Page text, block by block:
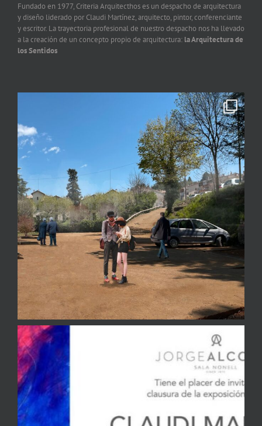
Fundado en 1977, Criteria Arquitecthos es un despacho de arquitectura
y diseño liderado por Claudi Martínez, arquitecto, pintor, conferenciante
y escritor. La trayectoria profesional de nuestro despacho nos ha llevado
a la creación de un concepto propio de arquitectura: la Arquitectura de
los Sentidos